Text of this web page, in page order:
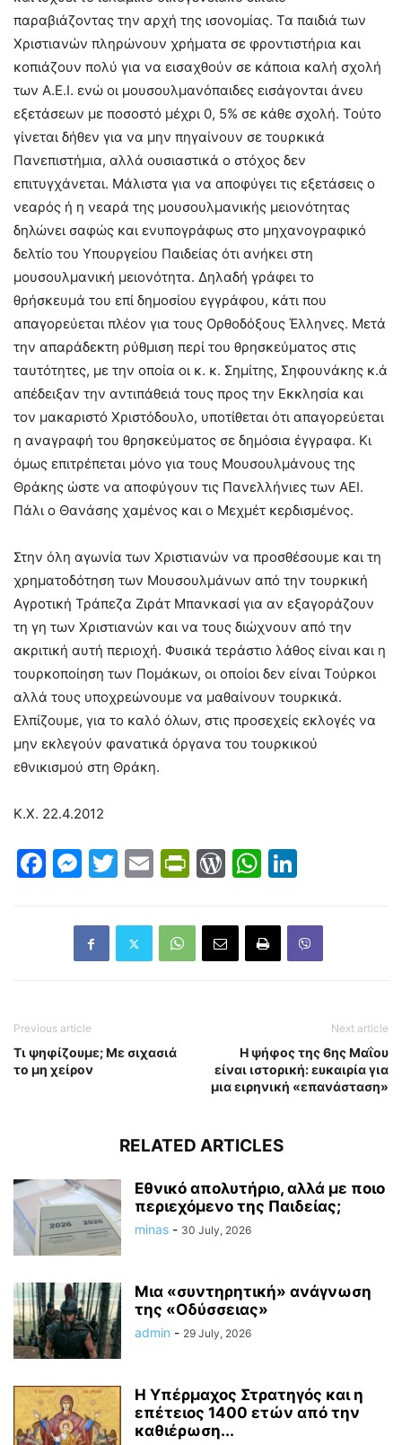
παραβιάζοντας την αρχή της ισονομίας. Τα παιδιά των
Χριστιανών πληρώνουν χρήματα σε φροντιστήρια και
κοπιάζουν πολύ για να εισαχθούν σε κάποια καλή σχολή
των Α.Ε.Ι. ενώ οι μουσουλμανόπαιδες εισάγονται άνευ
εξετάσεων με ποσοστό μέχρι 0, 5% σε κάθε σχολή. Τούτο
γίνεται δήθεν για να μην πηγαίνουν σε τουρκικά
Πανεπιστήμια, αλλά ουσιαστικά ο στόχος δεν
επιτυγχάνεται. Μάλιστα για να αποφύγει τις εξετάσεις ο
νεαρός ή η νεαρά της μουσουλμανικής μειονότητας
δηλώνει σαφώς και ενυπογράφως στο μηχανογραφικό
δελτίο του Υπουργείου Παιδείας ότι ανήκει στη
μουσουλμανική μειονότητα. Δηλαδή γράφει το
θρήσκευμά του επί δημοσίου εγγράφου, κάτι που
απαγορεύεται πλέον για τους Ορθοδόξους Έλληνες. Μετά
την απαράδεκτη ρύθμιση περί του θρησκεύματος στις
ταυτότητες, με την οποία οι κ. κ. Σημίτης, Σηφουνάκης κ.ά
απέδειξαν την αντιπάθειά τους προς την Εκκλησία και
τον μακαριστό Χριστόδουλο, υποτίθεται ότι απαγορεύεται
η αναγραφή του θρησκεύματος σε δημόσια έγγραφα. Κι
όμως επιτρέπεται μόνο για τους Μουσουλμάνους της
Θράκης ώστε να αποφύγουν τις Πανελλήνιες των ΑΕΙ.
Πάλι ο Θανάσης χαμένος και ο Μεχμέτ κερδισμένος.
Στην όλη αγωνία των Χριστιανών να προσθέσουμε και τη
χρηματοδότηση των Μουσουλμάνων από την τουρκική
Αγροτική Τράπεζα Ζιράτ Μπανκασί για αν εξαγοράζουν
τη γη των Χριστιανών και να τους διώχνουν από την
ακριτική αυτή περιοχή. Φυσικά τεράστιο λάθος είναι και η
τουρκοποίηση των Πομάκων, οι οποίοι δεν είναι Τούρκοι
αλλά τους υποχρεώνουμε να μαθαίνουν τουρκικά.
Ελπίζουμε, για το καλό όλων, στις προσεχείς εκλογές να
μην εκλεγούν φανατικά όργανα του τουρκικού
εθνικισμού στη Θράκη.
Κ.Χ. 22.4.2012
Facebook
Messenger
Twitter
EmailPrintFriendly
WordPress
WhatsApp
Previous article
Tι ψηφίζουμε; Mε σιχασιά
το μη χείρον
Next article
Η ψήφος της 6ης Μαΐου
είναι ιστορική: ευκαιρία για
μια ειρηνική «επανάσταση»
RELATED ARTICLES
Εθνικό απολυτήριο, αλλά με ποιο
περιεχόμενο της Παιδείας;
minas - 30 July, 2026
Μια «συντηρητική» ανάγνωση
της «Οδύσσειας»
admin - 29 July, 2026
Η Υπέρμαχος Στρατηγός και η
επέτειος 1400 ετών από την
καθιέρωση...